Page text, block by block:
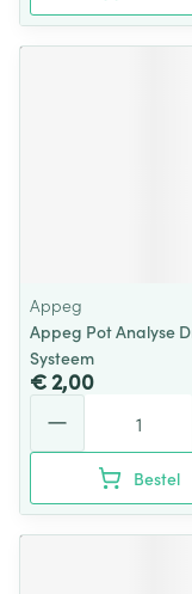
Appeg
Appeg Pot Analyse
Systeem
€ 2,00
Bestel